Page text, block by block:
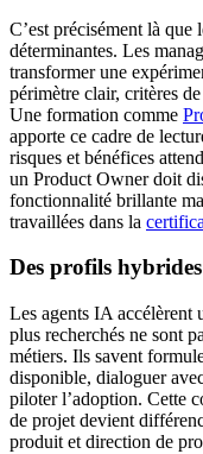
C’est précisément là que
déterminantes. Les
transformer une
périmètre clair, critères
Une formation comme
apporte ce cadre de
risques et bénéfices
un Product Owner doit
fonctionnalité brillante
travaillées dans la
Des profils
Les agents IA accélèrent
plus recherchés ne sont
métiers. Ils savent
disponible, dialoguer
piloter l’adoption. Cette
de projet devient
produit et direction de